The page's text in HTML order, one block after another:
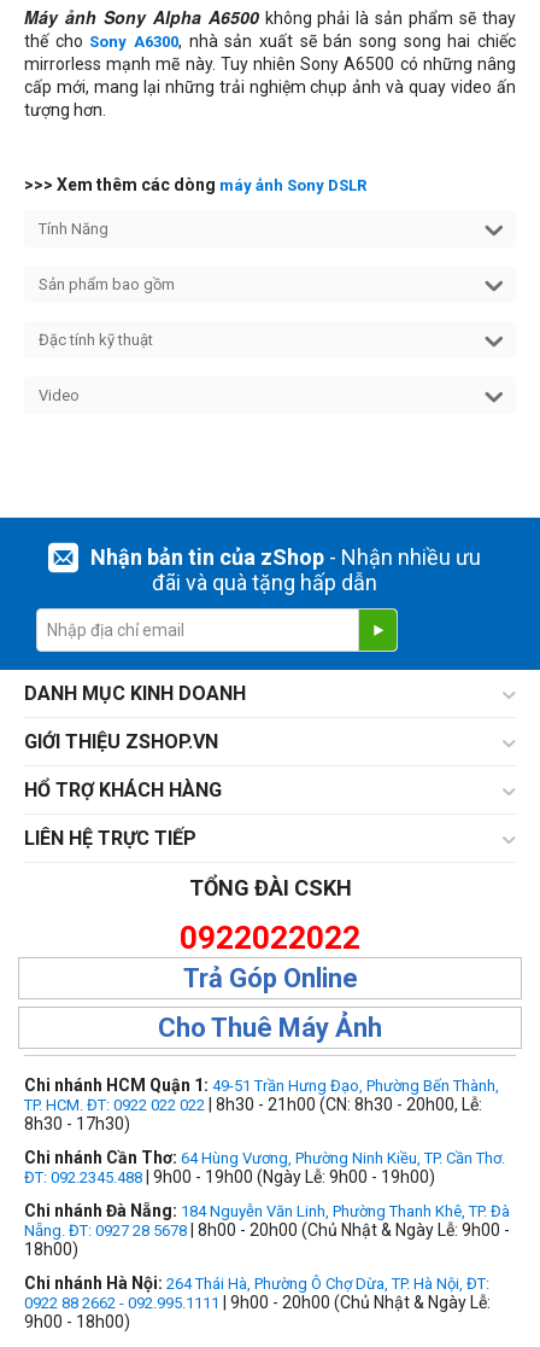
Máy ảnh Sony Alpha A6500không phải là sản phẩm sẽ thay
thế cho Sony A6300, nhà sản xuất sẽ bán song song hai chiếc
mirrorless mạnh mẽ này. Tuy nhiên Sony A6500 có những nâng
cấp mới, mang lại những trải nghiệm chụp ảnh và quay video ấn
tượng hơn.
>>> Xem thêm các dòng máy ảnh Sony DSLR
Tính Năng
Sản phẩm bao gồm
Đặc tính kỹ thuật
Video
Nhận bản tin của zShop- Nhận nhiều ưu
đãi và quà tặng hấp dẫn
DANH MỤC KINH DOANH
GIỚI THIỆU ZSHOP.VN
HỔ TRỢ KHÁCH HÀNG
LIÊN HỆ TRỰC TIẾP
TỔNG ĐÀI CSKH
0922022022
Trả Góp Online
Cho Thuê Máy Ảnh
Chi nhánh HCM Quận 1: 49-51 Trần Hưng Đạo, Phường Bến Thành,
TP. HCM. ĐT: 0922 022 022 | 8h30 - 21h00 (CN: 8h30 - 20h00, Lễ:
8h30 - 17h30)
Chi nhánh Cần Thơ: 64 Hùng Vương, Phường Ninh Kiều, TP. Cần Thơ.
ĐT: 092.2345.488 | 9h00 - 19h00 (Ngày Lễ: 9h00 - 19h00)
Chi nhánh Đà Nẵng: 184 Nguyễn Văn Linh, Phường Thanh Khê, TP. Đà
Nẵng. ĐT: 0927 28 5678 | 8h00 - 20h00 (Chủ Nhật & Ngày Lễ: 9h00 -
18h00)
Chi nhánh Hà Nội: 264 Thái Hà, Phường Ô Chợ Dừa, TP. Hà Nội, ĐT:
0922 88 2662 - 092.995.1111
| 9h00 - 20h00 (Chủ Nhật & Ngày Lễ:
9h00 - 18h00)